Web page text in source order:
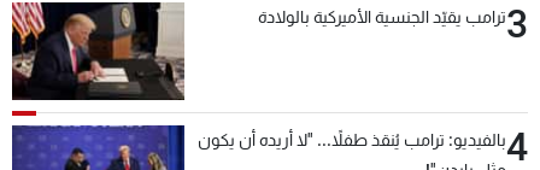
3ترامب يقيّد الجنسية الأميركية بالولادة
4بالفيديو: ترامب يُنقذ طفلاً... "لا أريده أن يكون